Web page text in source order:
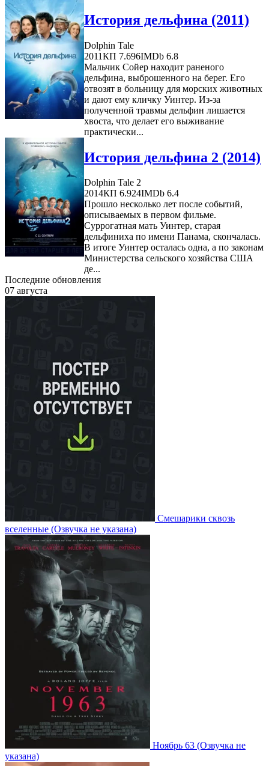
История дельфина (2011)
Dolphin Tale
2011КП 7.696IMDb 6.8
Мальчик Сойер находит раненого
дельфина, выброшенного на берег. Его
отвозят в больницу для морских животных
и дают ему кличку Уинтер. Из-за
полученной травмы дельфин лишается
хвоста, что делает его выживание
практически...
История дельфина 2 (2014)
Dolphin Tale 2
2014КП 6.924IMDb 6.4
Прошло несколько лет после событий,
описываемых в первом фильме.
Суррогатная мать Уинтер, старая
дельфиниха по имени Панама, скончалась.
В итоге Уинтер осталась одна, а по законам
Министерства сельского хозяйства США
де...
Последние обновления
07 августа
Смешарики сквозь
вселенные (Озвучка не указана)
Ноябрь 63 (Озвучка не
указана)